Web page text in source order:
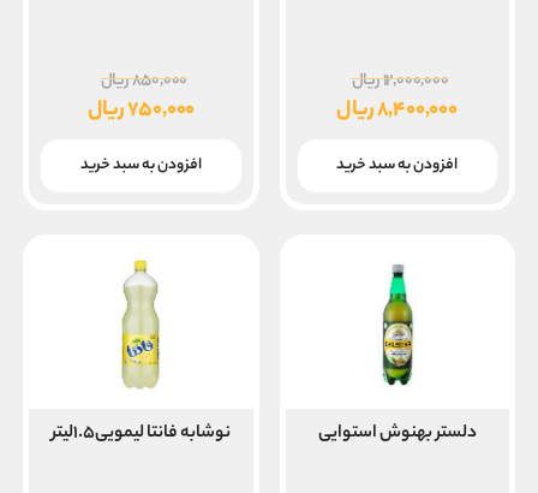
۱۲,۰۰۰,۰۰۰ریال
اصلی
بود.
۸,۴۰۰,۰۰۰ریال
فعلی
افزودن به سبد خرید
۸۵۰,۰۰۰ریال
اصلی
بود.
۷۵۰,۰۰۰ریال
فعلی
افزودن به سبد خرید
دلستر بهنوش استوایی نوشابه فانتا لیمویی۱.۵لیتر